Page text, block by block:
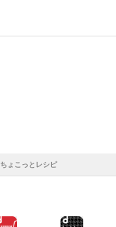
ちょこっとレシピ